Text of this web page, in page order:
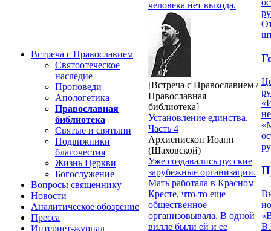
Встреча с Православием
Святоотеческое
наследие
Проповеди
Апологетика
Православная
библиотека
Святые и святыни
Подвижники
благочестия
Жизнь Церкви
Богослужение
Вопросы священнику
Новости
Аналитическое обозрение
Пресса
Интернет-журнал
человека нет выхода.
[Встреча с Православием /
Православная
библиотека]
Установление единства.
Часть 4
Архиепископ Иоанн
(Шаховской)
Уже создавались русские
зарубежные организации.
Мать работала в Красном
Кресте, что-то еще
общественное
организовывала. В одной
вилле были ей и ее